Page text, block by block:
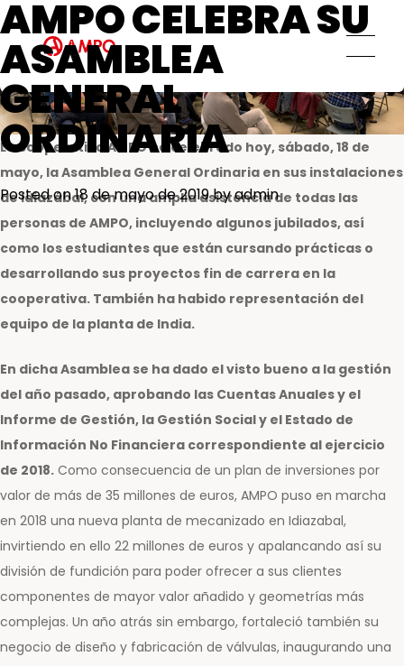
AMPO SERVICE
Servicios MRO
Soluciones de ingeniería a medida
Servicio de repuestos
Servicios de ingeniería de campo
Servicios de formación
Servicios de mantenimiento
preventivo y predictivo
Centros de reparación y
mantenimiento
AMPO FOUNDRY
Ética y transparencia
Compromiso social
AMPO CELEBRA SU
ASAMBLEA
GENERAL
ORDINARIA
Posted on18 de mayo de 2019byadmin
La cooperativa AMPO ha celebrado hoy, sábado, 18 de
mayo, la Asamblea General Ordinaria en sus instalaciones
de Idiazábal, con una amplia asistencia de todas las
personas de AMPO, incluyendo algunos jubilados, así
como los estudiantes que están cursando prácticas o
desarrollando sus proyectos fin de carrera en la
cooperativa. También ha habido representación del
equipo de la planta de India.
En dicha Asamblea se ha dado el visto bueno a la gestión
del año pasado, aprobando las Cuentas Anuales y el
Informe de Gestión, la Gestión Social y el Estado de
Información No Financiera correspondiente al ejercicio
de 2018. Como consecuencia de un plan de inversiones por
valor de más de 35 millones de euros, AMPO puso en marcha
en 2018 una nueva planta de mecanizado en Idiazabal,
invirtiendo en ello 22 millones de euros y apalancando así su
división de fundición para poder ofrecer a sus clientes
componentes de mayor valor añadido y geometrías más
complejas. Un año atrás sin embargo, fortaleció también su
negocio de diseño y fabricación de válvulas, inaugurando una